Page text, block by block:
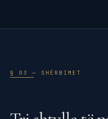
§ 03 — SHËRBIMET